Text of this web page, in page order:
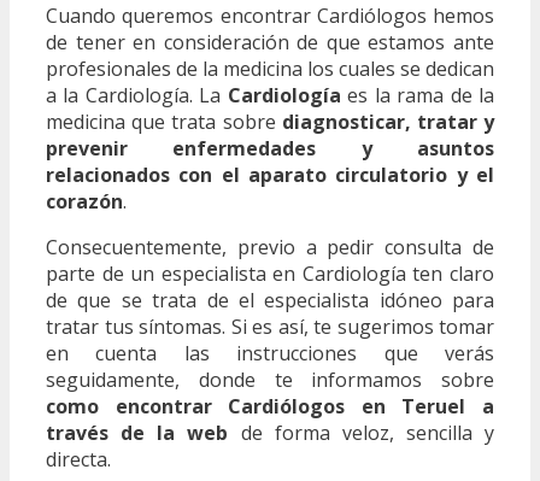
Cuando queremos encontrar Cardiólogos hemos
de tener en consideración de que estamos ante
profesionales de la medicina los cuales se dedican
a la Cardiología. La Cardiología es la rama de la
medicina que trata sobre diagnosticar, tratar y
prevenir enfermedades y asuntos
relacionados con el aparato circulatorio y el
corazón.
Consecuentemente, previo a pedir consulta de
parte de un especialista en Cardiología ten claro
de que se trata de el especialista idóneo para
tratar tus síntomas. Si es así, te sugerimos tomar
en cuenta las instrucciones que verás
seguidamente, donde te informamos sobre
como encontrar Cardiólogos en Teruel a
través de la web de forma veloz, sencilla y
directa.